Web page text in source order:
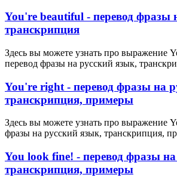
You're beautiful - перевод фразы
транскрипция
Здесь вы можете узнать про выражение
перевод фразы на русский язык,
You're right - перевод фразы на
транскрипция, примеры
Здесь вы можете узнать про выражение
фразы на русский язык, транскрипция,
You look fine! - перевод фразы
транскрипция, примеры